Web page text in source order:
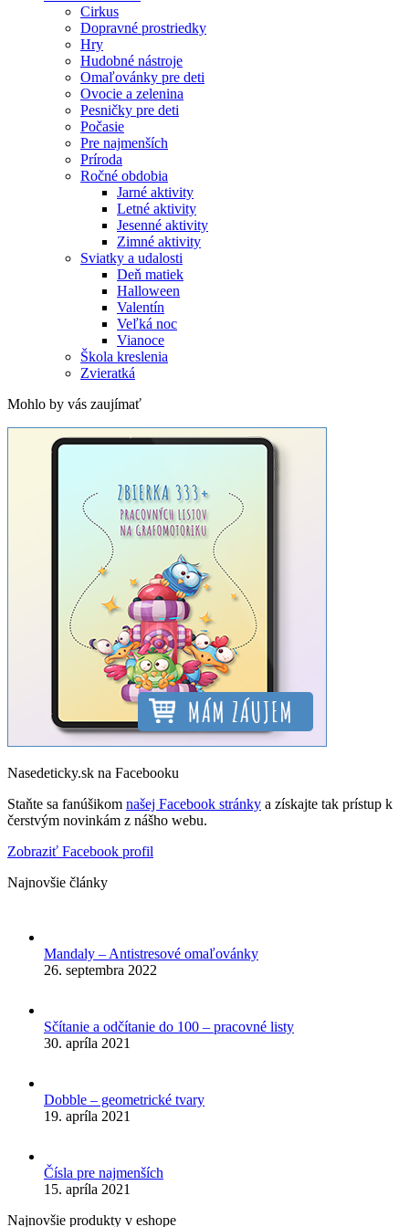
Cirkus
Dopravné prostriedky
Hry
Hudobné nástroje
Omaľovánky pre deti
Ovocie a zelenina
Pesničky pre deti
Počasie
Pre najmenších
Príroda
Ročné obdobia
Jarné aktivity
Letné aktivity
Jesenné aktivity
Zimné aktivity
Sviatky a udalosti
Deň matiek
Halloween
Valentín
Veľká noc
Vianoce
Škola kreslenia
Zvieratká
Mohlo by vás zaujímať
Nasedeticky.sk na Facebooku
Staňte sa fanúšikom našej Facebook stránky a získajte tak prístup k
čerstvým novinkám z nášho webu.
Zobraziť Facebook profil
Najnovšie články
Mandaly – Antistresové omaľovánky
26. septembra 2022
Sčítanie a odčítanie do 100 – pracovné listy
30. apríla 2021
Dobble – geometrické tvary
19. apríla 2021
Čísla pre najmenších
15. apríla 2021
Najnovšie produkty v eshope